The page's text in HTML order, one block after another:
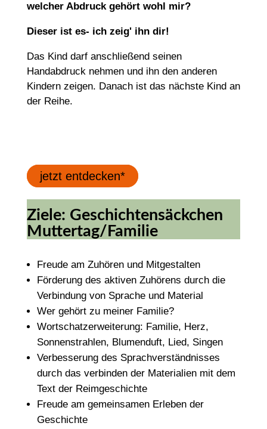
welcher Abdruck gehört wohl mir?
Dieser ist es- ich zeig' ihn dir!
Das Kind darf anschließend seinen
Handabdruck nehmen und ihn den anderen
Kindern zeigen. Danach ist das nächste Kind an
der Reihe.
jetzt entdecken*
Ziele: Geschichtensäckchen
Muttertag/Familie
Freude am Zuhören und Mitgestalten
Förderung des aktiven Zuhörens durch die
Verbindung von Sprache und Material
Wer gehört zu meiner Familie?
Wortschatzerweiterung: Familie, Herz,
Sonnenstrahlen, Blumenduft, Lied, Singen
Verbesserung des Sprachverständnisses
durch das verbinden der Materialien mit dem
Text der Reimgeschichte
Freude am gemeinsamen Erleben der
Geschichte